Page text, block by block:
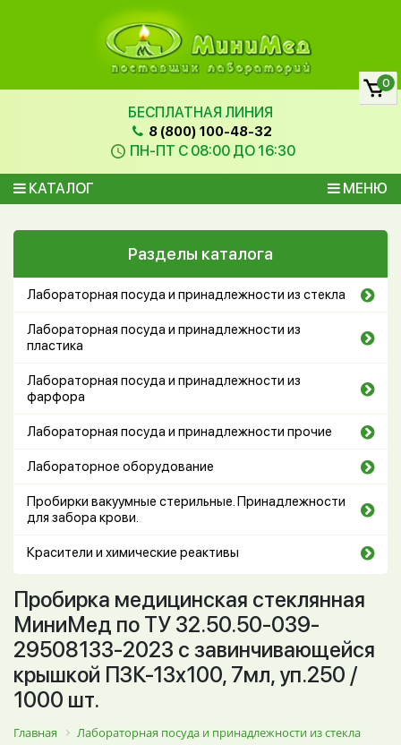
БЕСПЛАТНАЯ ЛИНИЯ
8 (800) 100-48-32
ПН-ПТ С 08:00 ДО 16:30
КАТАЛОГ МЕНЮ
0
Разделы каталога
Лабораторная посуда и принадлежности из стекла
Лабораторная посуда и принадлежности из
пластика
Лабораторная посуда и принадлежности из
фарфора
Лабораторная посуда и принадлежности прочие
Лабораторное оборудование
Пробирки вакуумные стерильные. Принадлежности
для забора крови.
Красители и химические реактивы
Пробирка медицинская стеклянная
МиниМед по ТУ 32.50.50-039-
29508133-2023 с завинчивающейся
крышкой ПЗК-13х100, 7мл, уп.250 /
1000 шт.
Главная
Лабораторная посуда и принадлежности из стекла